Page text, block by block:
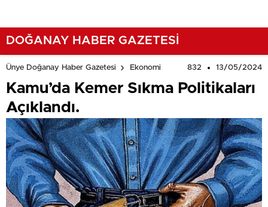
DOĞANAY HABER GAZETESİ
Ünye Doğanay Haber Gazetesi Ekonomi 832 13/05/2024
Kamu’da Kemer Sıkma Politikaları
Açıklandı.